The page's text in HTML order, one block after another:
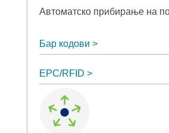
Автоматско прибирање на
Бар кодови
EPC/RFID